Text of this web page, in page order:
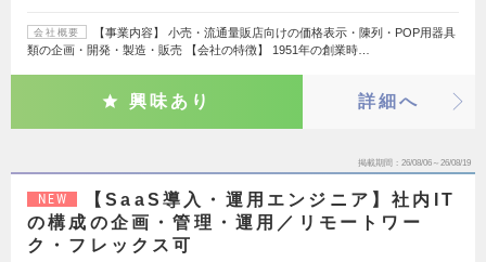
会社概要
【事業内容】 小売・流通量販店向けの価格表示・陳列・POP用器具
類の企画・開発・製造・販売 【会社の特徴】 1951年の創業時…
興味あり 詳細へ
掲載期間 26/08/06～26/08/19
NEW
【SaaS導入・運用エンジニア】社内IT
の構成の企画・管理・運用／リモートワー
ク・フレックス可